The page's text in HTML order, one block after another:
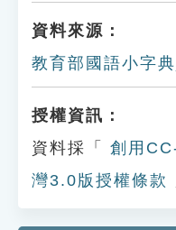
資料來源：
教育部國語小字
授權資訊：
資料採「
創用
灣3.0版授權條款